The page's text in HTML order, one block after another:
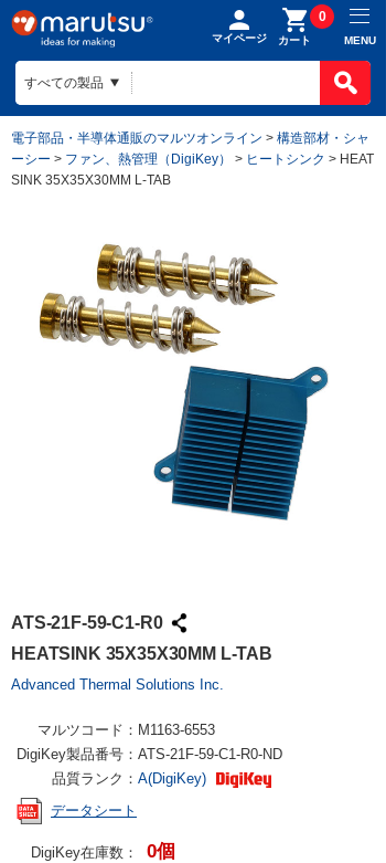
マイページ カート
0
MENU
電子部品・半導体通販のマルツオンライン > 構造部材・シャ
ーシー > ファン、熱管理（DigiKey） > ヒートシンク > HEAT
SINK 35X35X30MM L-TAB
ATS-21F-59-C1-R0
HEATSINK 35X35X30MM L-TAB
Advanced Thermal Solutions Inc.
マルツコード： M1163-6553
DigiKey製品番号： ATS-21F-59-C1-R0-ND
品質ランク： A(DigiKey)
データシート
DigiKey在庫数： 0個